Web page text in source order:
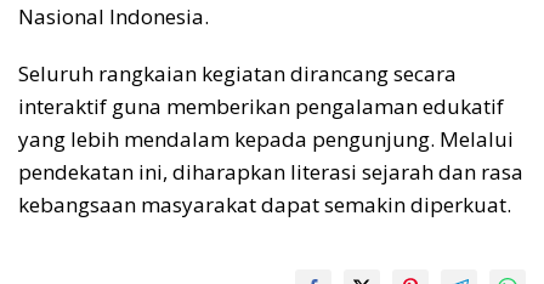
Nasional Indonesia.
Seluruh rangkaian kegiatan dirancang secara
interaktif guna memberikan pengalaman edukatif
yang lebih mendalam kepada pengunjung. Melalui
pendekatan ini, diharapkan literasi sejarah dan rasa
kebangsaan masyarakat dapat semakin diperkuat.